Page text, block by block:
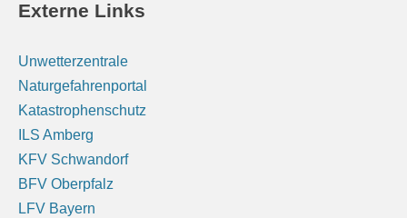
Das Regionalwetter für Oberbayern: Vereinzelt, an
Nachts am östlichen Alpenrand noch Regen oder
Gewitter, später Auflockerungen. Tiefstwerte 14 bis 17
Grad.[...]
Unterfranken: Überwiegend sonnig. Nachts klar,
Abkühlung auf 14 bis 9 Grad.
Externe Links
Unwetterzentrale
Naturgefahrenportal
Katastrophenschutz
ILS Amberg
KFV Schwandorf
BFV Oberpfalz
LFV Bayern